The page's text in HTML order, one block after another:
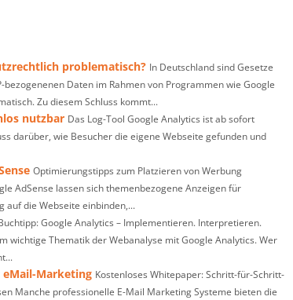
problematisch? In Deutschland sind Gesetze
Daten im Rahmen von Programmen wie Google
Zu diesem Schluss kommt...
nutzbar Das Log-Tool Google Analytics ist ab sofort
darüber, wie Besucher die eigene Webseite gefunden und
Optimierungstipps zum Platzieren von Werbung
AdSense lassen sich themenbezogene Anzeigen für
auf die Webseite einbinden,...
Google Analytics – Implementieren. Interpretieren.
wichtige Thematik der Webanalyse mit Google Analytics. Wer
Marketing Kostenloses Whitepaper: Schritt-für-Schritt-
Manche professionelle E-Mail Marketing Systeme bieten die